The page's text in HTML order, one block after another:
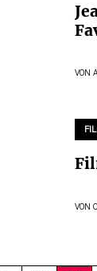
VON
VON